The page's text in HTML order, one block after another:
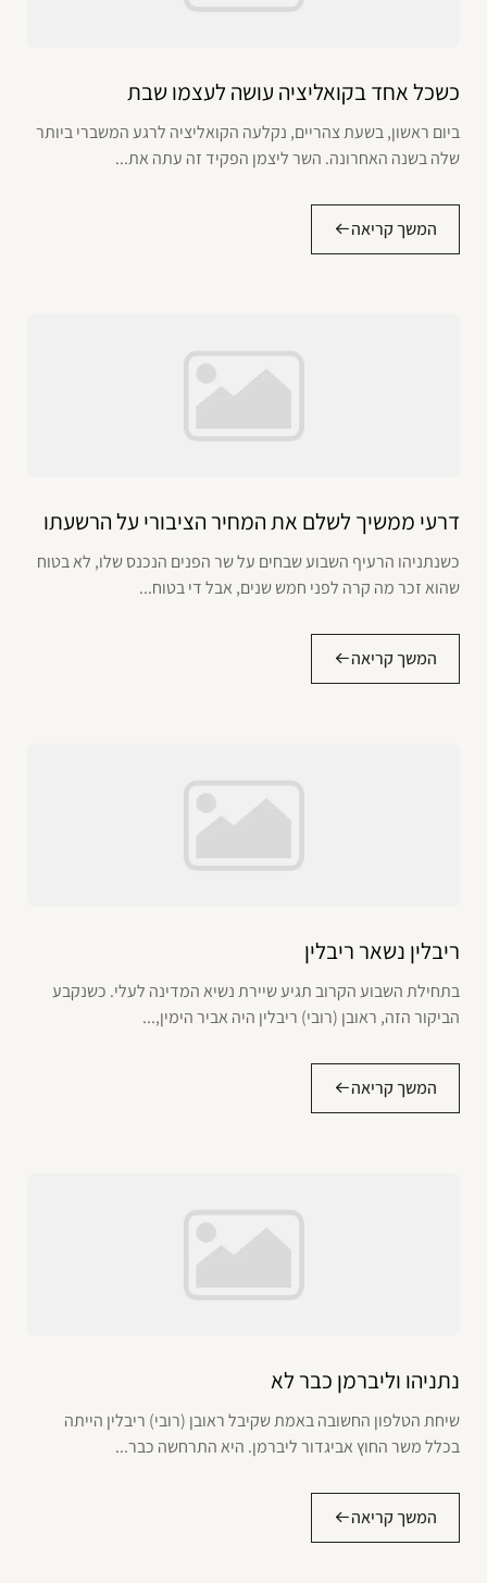
כשכל אחד בקואליציה עושה לעצמו שבת
ביום ראשון, בשעת צהריים, נקלעה הקואליציה לרגע המשברי ביותר
שלה בשנה האחרונה. השר ליצמן הפקיד זה עתה את...
המשך קריאה
דרעי ממשיך לשלם את המחיר הציבורי על הרשעתו
כשנתניהו הרעיף השבוע שבחים על שר הפנים הנכנס שלו, לא בטוח
שהוא זכר מה קרה לפני חמש שנים, אבל די בטוח...
המשך קריאה
ריבלין נשאר ריבלין
בתחילת השבוע הקרוב תגיע שיירת נשיא המדינה לעלי. כשנקבע
הביקור הזה, ראובן (רובי) ריבלין היה אביר הימין,...
המשך קריאה
נתניהו וליברמן כבר לא
שיחת הטלפון החשובה באמת שקיבל ראובן (רובי) ריבלין הייתה
בכלל משר החוץ אביגדור ליברמן. היא התרחשה כבר...
המשך קריאה